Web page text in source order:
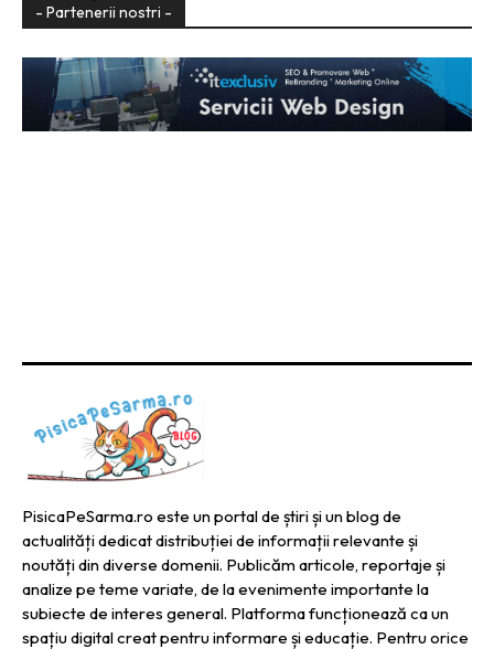
- Partenerii nostri -
PisicaPeSarma.ro este un portal de știri și un blog de
actualități dedicat distribuției de informații relevante și
noutăți din diverse domenii. Publicăm articole, reportaje și
analize pe teme variate, de la evenimente importante la
subiecte de interes general. Platforma funcționează ca un
spațiu digital creat pentru informare și educație. Pentru orice